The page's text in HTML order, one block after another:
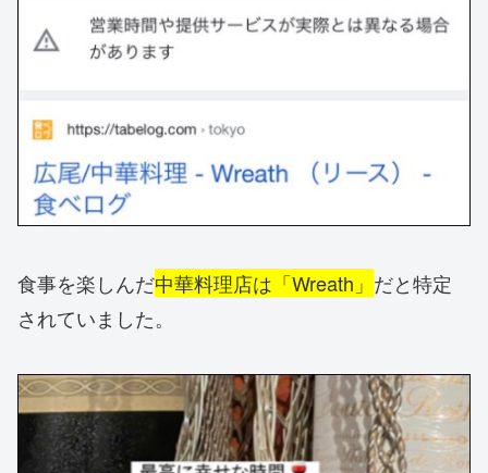
食事を楽しんだ中華料理店は「Wreath」 だと特定
されていました。